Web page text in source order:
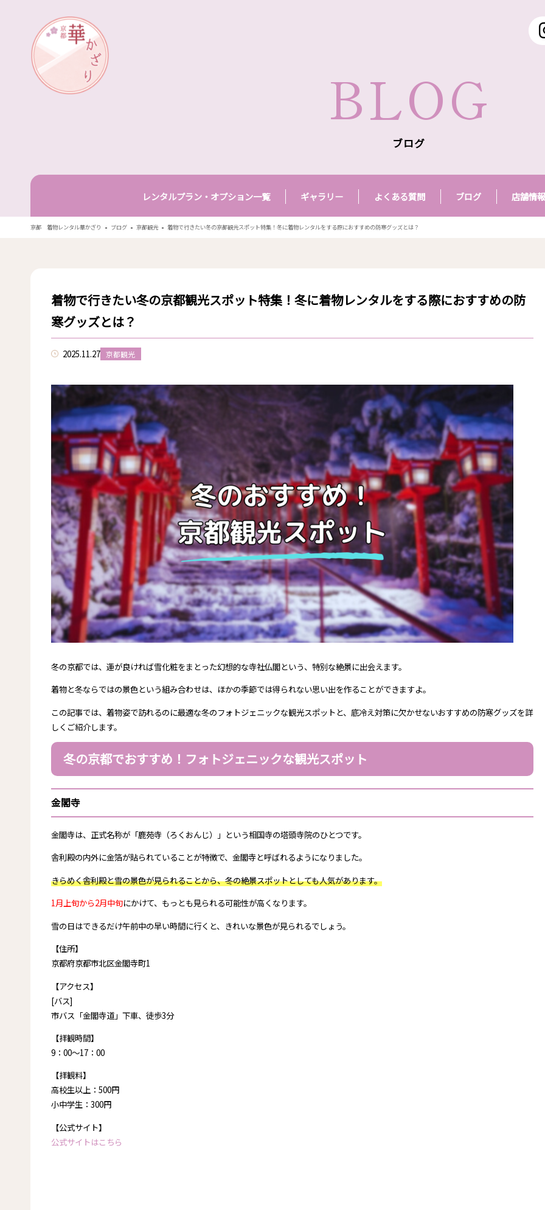
BLOG
ブログ
レンタルプラン・オプション一覧 ギャラリー よくある質問 ブログ 店舗情報
京都 着物レンタル華かざり - ブログ - 京都観光 - 着物で行きたい冬の京都観光スポット特集！冬に着物レンタルをする際におすすめの防寒グッズとは？
着物で行きたい冬の京都観光スポット特集！冬に着物レンタルをする際におすすめの防
寒グッズとは？
2025.11.27 京都観光
冬の京都では、運が良ければ雪化粧をまとった幻想的な寺社仏閣という、特別な絶景に出会えます。
着物と冬ならではの景色という組み合わせは、ほかの季節では得られない思い出を作ることができますよ。
この記事では、着物姿で訪れるのに最適な冬のフォトジェニックな観光スポットと、底冷え対策に欠かせないおすすめの防寒グッズを詳
しくご紹介します。
冬の京都でおすすめ！フォトジェニックな観光スポット
金閣寺
金閣寺は、正式名称が「鹿苑寺（ろくおんじ）」という相国寺の塔頭寺院のひとつです。
舎利殿の内外に金箔が貼られていることが特徴で、金閣寺と呼ばれるようになりました。
きらめく舎利殿と雪の景色が見られることから、冬の絶景スポットとしても人気があります。
1月上旬から2月中旬にかけて、もっとも見られる可能性が高くなります。
雪の日はできるだけ午前中の早い時間に行くと、きれいな景色が見られるでしょう。
【住所】
京都府京都市北区金閣寺町1
【アクセス】
[バス]
市バス「金閣寺道」下車、徒歩3分
【拝観時間】
9：00～17：00
【拝観料】
高校生以上：500円
小中学生：300円
【公式サイト】
公式サイトはこちら